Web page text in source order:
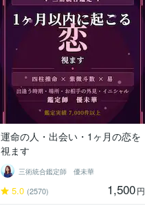
運命の人・出会い・1ヶ月の恋を
視ます
三術統合鑑定師 優未華
5.0 (2570) 1,500円